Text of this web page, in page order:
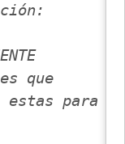
que
estas para